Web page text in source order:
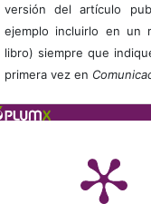
versión del artículo
ejemplo incluirlo en un
libro) siempre que
primera vez en